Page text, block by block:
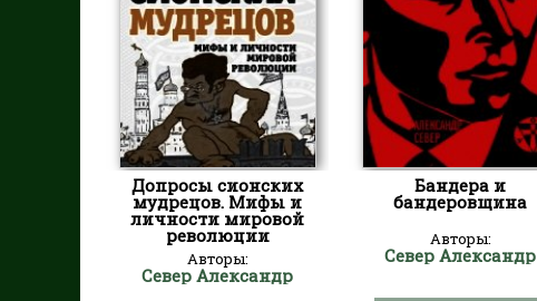
Допросы сионских
мудрецов. Мифы и
личности мировой
революции
Авторы:
Север Александр
Бандера и
бандеровщина
Авторы:
Север Александр